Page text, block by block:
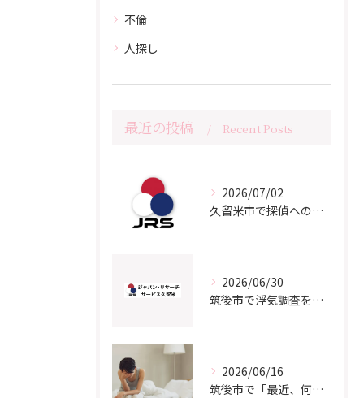
不倫
人探し
最近の投稿 Recent Posts
2026/07/02
久留米市で探偵への相談をご検討の方へ
2026/06/30
筑後市で浮気調査をご検討の方へ｜よくある質問と知っておきたいポイント
2026/06/16
筑後市で「最近、何か違う…」と感じているあなたへ